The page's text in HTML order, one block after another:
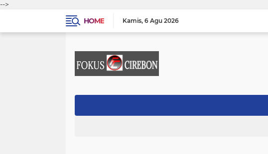
-->
HOME
Kamis 6 Agu 2026